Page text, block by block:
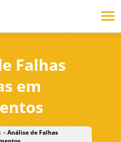
Falhas
em
»Análise de Falhas